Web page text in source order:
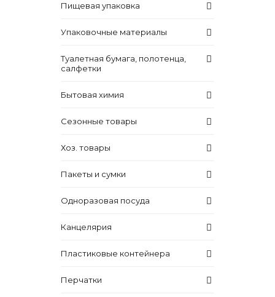
Пищевая упаковка
Упаковочные материалы
Туалетная бумага, полотенца,
салфетки
Бытовая химия
Сезонные товары
Хоз. товары
Пакеты и сумки
Одноразовая посуда
Канцелярия
Пластиковые контейнера
Перчатки